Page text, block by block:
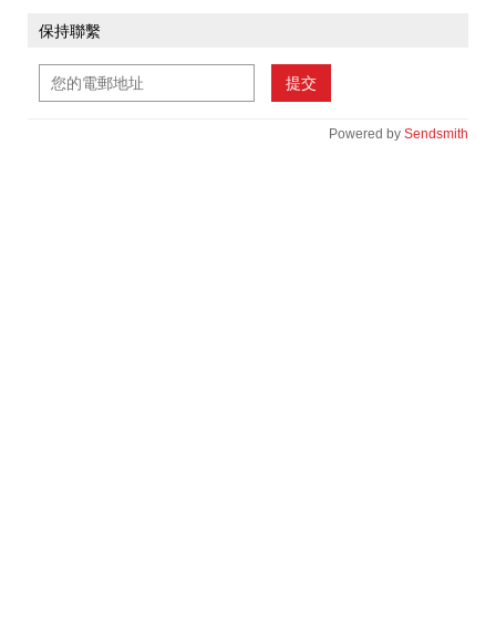
保持聯繫
提交
Powered by Sendsmith